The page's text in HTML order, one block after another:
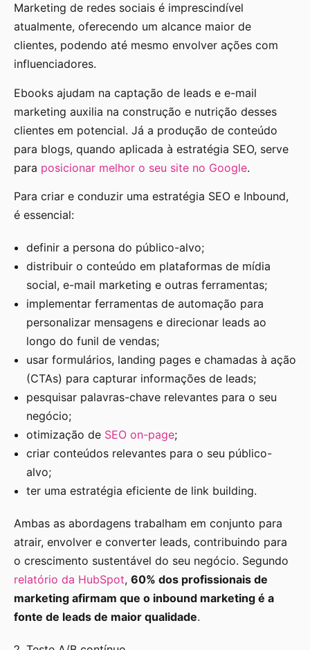
Marketing de redes sociais é imprescindível
atualmente, oferecendo um alcance maior de
clientes, podendo até mesmo envolver ações com
influenciadores.
Ebooks ajudam na captação de leads e e-mail
marketing auxilia na construção e nutrição desses
clientes em potencial. Já a produção de conteúdo
para blogs, quando aplicada à estratégia SEO, serve
para posicionar melhor o seu site no Google.
Para criar e conduzir uma estratégia SEO e Inbound,
é essencial:
definir a persona do público-alvo;
distribuir o conteúdo em plataformas de mídia
social, e-mail marketing e outras ferramentas;
implementar ferramentas de automação para
personalizar mensagens e direcionar leads ao
longo do funil de vendas;
usar formulários, landing pages e chamadas à ação
(CTAs) para capturar informações de leads;
pesquisar palavras-chave relevantes para o seu
negócio;
otimização de SEO on-page;
criar conteúdos relevantes para o seu público-
alvo;
ter uma estratégia eficiente de link building.
Ambas as abordagens trabalham em conjunto para
atrair, envolver e converter leads, contribuindo para
o crescimento sustentável do seu negócio. Segundo
relatório da HubSpot, 60% dos profissionais de
marketing afirmam que o inbound marketing é a
fonte de leads de maior qualidade.